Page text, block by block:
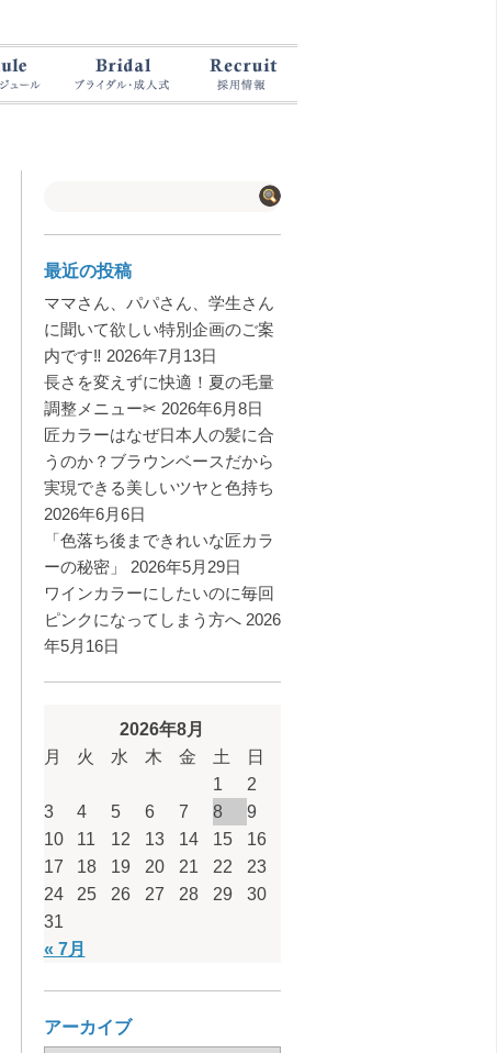
最近の投稿
ママさん、パパさん、学生さん
に聞いて欲しい特別企画のご案
内です‼️ 2026年7月13日
長さを変えずに快適！夏の毛量
調整メニュー✂︎ 2026年6月8日
匠カラーはなぜ日本人の髪に合
うのか？ブラウンベースだから
実現できる美しいツヤと色持ち
2026年6月6日
「色落ち後まできれいな匠カラ
ーの秘密」
2026年5月29日
ワインカラーにしたいのに毎回
ピンクになってしまう方へ 2026
年5月16日
2026年8月
月
火 水 木 金 土 日
« 7月
1
2
3
4 5 6 7 8
9
10
11 12 13 14 15
16
17
18 19 20 21 22
23
24
25 26 27 28 29
30
31
アーカイブ